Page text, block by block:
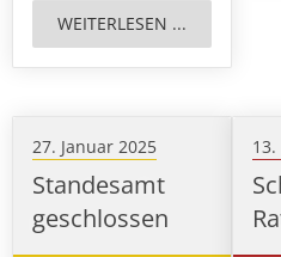
WEITERLESEN ...
27. Januar 2025
Standesamt
geschlossen